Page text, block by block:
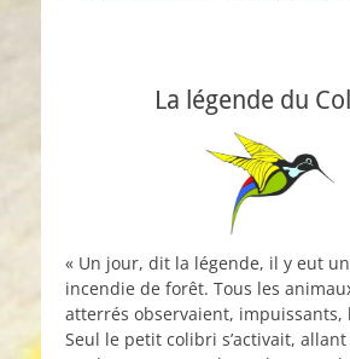
La légende du
« Un jour, dit la légende, il y eut
incendie de forêt. Tous les
atterrés observaient, impuissants,
Seul le petit colibri s’activait,